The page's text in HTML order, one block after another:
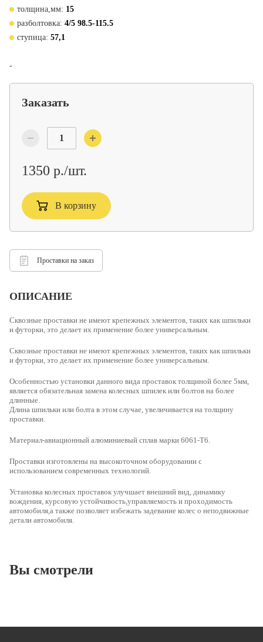
толщина,мм: 15
разболтовка: 4/5 98.5-115.5
ступица: 57,1
-
Заказать
1350 р./шт.
В корзину
Проставки на заказ
ОПИСАНИЕ
Сквозные проставки не имеют крепежных элементов, таких как шпильки
и футорки, это делает их применение более универсальным.
Сквозные проставки не имеют крепежных элементов, таких как шпильки
и футорки, это делает их применение более универсальным.
Особенностью установки данного вида проставок толщиной более 5мм,
является обязательная замена колесных шпилек или болтов на более
длинные.
Длина шпильки или болта в этом случае, увеличивается на толщину
проставки.
Материал-авиационный алюминиевый сплав марки 6061-Т6.
Проставки изготовлены на высокоточном оборудовании с
использованием современных технологий.
Установка колесных проставок улучшает внешний вид, динамику
вождения, курсовую устойчивость,управляемость и проходимость
автомобиля,а также позволяет избежать задевание колес о неподвижные
детали автомобиля.
Вы смотрели